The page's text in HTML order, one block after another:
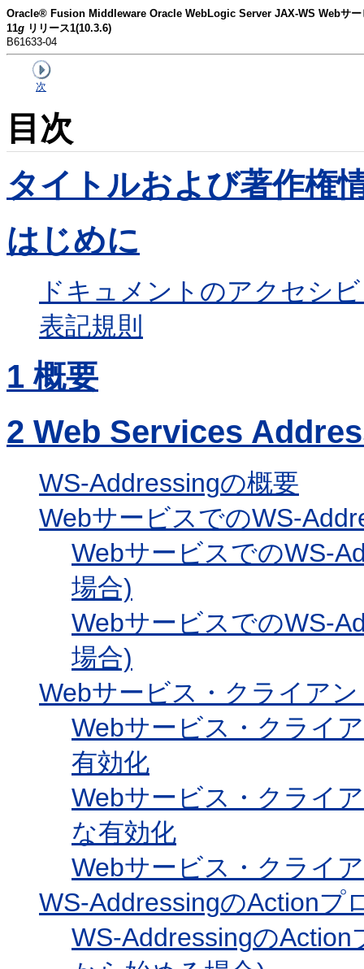
Oracle® Fusion Middleware Oracle WebLogic Server JAX-WS Webサー
11g リリース1(10.3.6)
B61633-04
次
目次
タイトルおよび著作権
はじめに
ドキュメントのアクセシ
表記規則
1 概要
2 Web Services
WS-Addressingの概要
WebサービスでのWS-
WebサービスでのWS-
場合)
WebサービスでのWS-
場合)
Webサービス・クライア
Webサービス・クライ
有効化
Webサービス・クライ
な有効化
Webサービス・クライ
WS-AddressingのActionプ
WS-Addressingの